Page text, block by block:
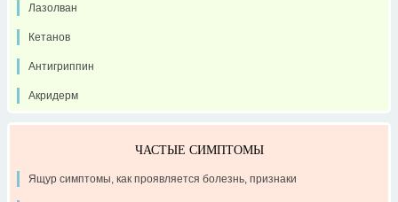
Лазолван
Кетанов
Антигриппин
Акридерм
ЧАСТЫЕ СИМПТОМЫ
Ящур симптомы, как проявляется болезнь, признаки